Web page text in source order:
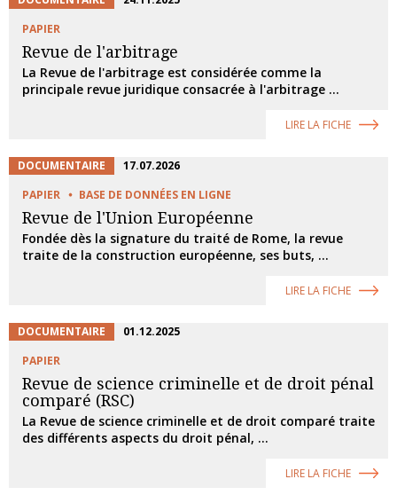
PAPIER
Revue de l'arbitrage
La Revue de l'arbitrage est considérée comme la
principale revue juridique consacrée à l'arbitrage ...
LIRE LA FICHE
DOCUMENTAIRE
17.07.2026
PAPIER
BASE DE DONNÉES EN LIGNE
Revue de l'Union Européenne
Fondée dès la signature du traité de Rome, la revue
traite de la construction européenne, ses buts, ...
LIRE LA FICHE
DOCUMENTAIRE
01.12.2025
PAPIER
Revue de science criminelle et de droit pénal
comparé (RSC)
La Revue de science criminelle et de droit comparé traite
des différents aspects du droit pénal, ...
LIRE LA FICHE